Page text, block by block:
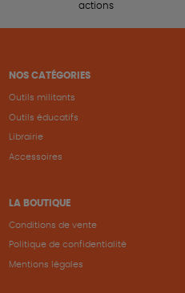
actions
NOS CATÉGORIES
Outils militants
Outils éducatifs
Librairie
Accessoires
LA BOUTIQUE
Conditions de vente
Politique de confidentialité
Mentions légales